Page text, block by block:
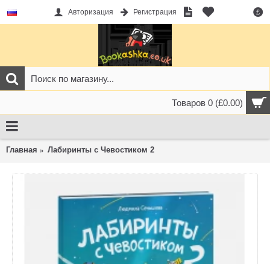
£
Авторизация Регистрация
Товаров 0 (£0.00)
Главная Лабиринты с Чевостиком 2